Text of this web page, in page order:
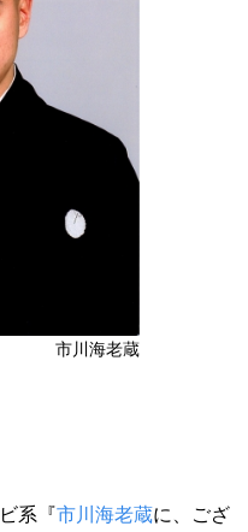
市川海老蔵
系『市川海老蔵に、ござ